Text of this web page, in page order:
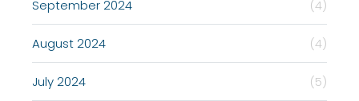
September 2024 (4)
August 2024 (4)
July 2024 (5)